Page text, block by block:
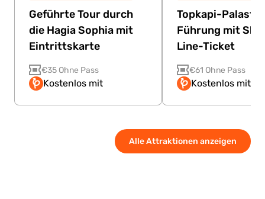
Alle Attraktionen anzeigen
Geführte Tour durch
die Hagia Sophia mit
Eintrittskarte
€35 Ohne Pass
Kostenlos mit
Topkapi-Palast-
Führung mit
Line-Ticket
€61 Ohne Pass
Kostenlos mit